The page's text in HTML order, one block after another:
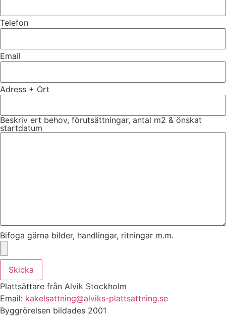
Telefon
Email
Adress + Ort
Beskriv ert behov, förutsättningar, antal m2 & önskat
startdatum
Bifoga gärna bilder, handlingar, ritningar m.m.
Skicka
Plattsättare från Alvik Stockholm
Email: kakelsattning@alviks-plattsattning.se
Byggrörelsen bildades 2001